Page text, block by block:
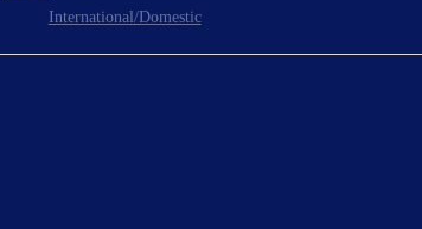
International/Domestic